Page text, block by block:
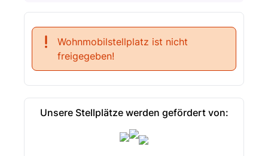
Wohnmobilstellplatz ist nicht
freigegeben!
Unsere Stellplätze werden gefördert von: